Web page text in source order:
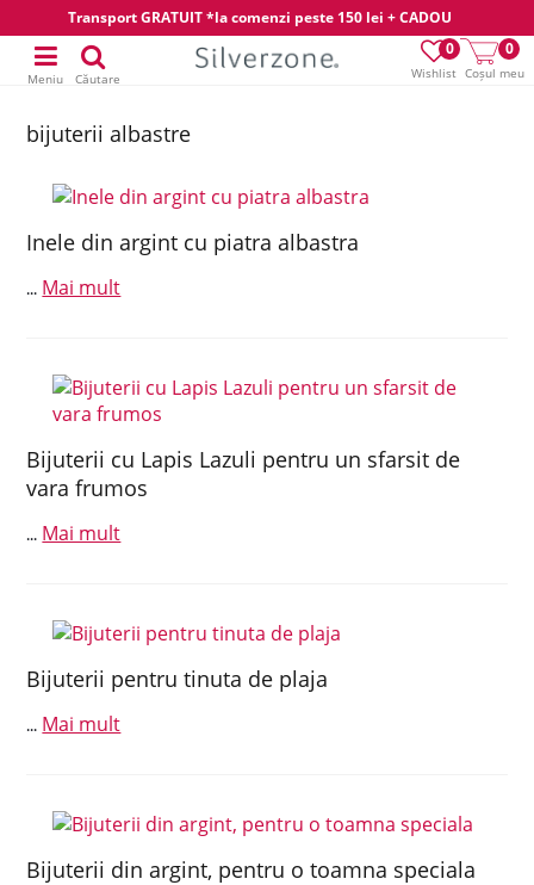
Transport GRATUIT *la comenzi peste 150 lei + CADOU
Wishlist
0
Coșul meu
0
Meniu Căutare
bijuterii albastre
Inele din argint cu piatra albastra
... Mai mult
Bijuterii cu Lapis Lazuli pentru un sfarsit de
vara frumos
... Mai mult
Bijuterii pentru tinuta de plaja
... Mai mult
Bijuterii din argint, pentru o toamna speciala